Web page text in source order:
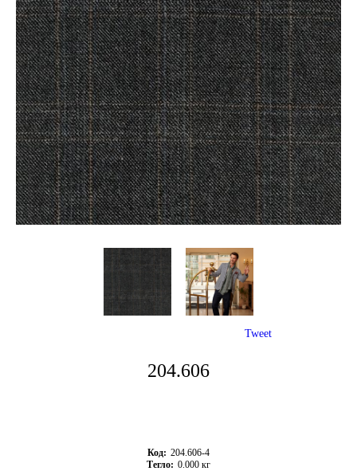
204.606
Код: 204.606-4
Тегло: 0.000 кг
Tweet